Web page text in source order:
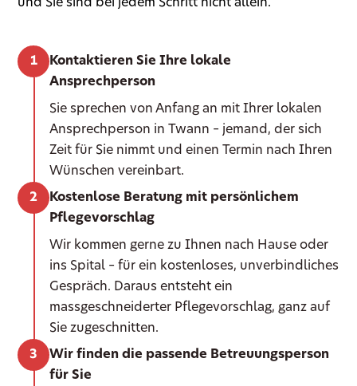
und Sie sind bei jedem Schritt nicht allein.
Kontaktieren Sie Ihre lokale
Ansprechperson
Sie sprechen von Anfang an mit Ihrer lokalen
Ansprechperson in Twann – jemand, der sich
Zeit für Sie nimmt und einen Termin nach Ihren
Wünschen vereinbart.
Kostenlose Beratung mit persönlichem
Pflegevorschlag
Wir kommen gerne zu Ihnen nach Hause oder
ins Spital – für ein kostenloses, unverbindliches
Gespräch. Daraus entsteht ein
massgeschneiderter Pflegevorschlag, ganz auf
Sie zugeschnitten.
Wir finden die passende Betreuungsperson
für Sie